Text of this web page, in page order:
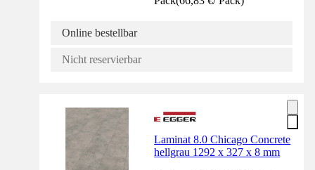
Online bestellbar
Nicht reservierbar
Laminat 8.0 Chicago Concrete
hellgrau 1292 x 327 x 8 mm